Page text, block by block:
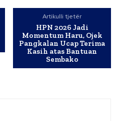
Artikulli tjetër
HPN 2026 Jadi
Momentum Haru, Ojek
Pangkalan Ucap Terima
Kasih atas Bantuan
Sembako